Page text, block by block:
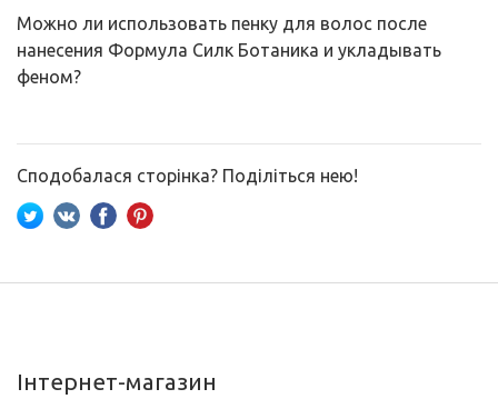
Можно ли использовать пенку для волос после
нанесения Формула Силк Ботаника и укладывать
феном?
Сподобалася сторінка? Поділіться нею!
Інтернет-магазин